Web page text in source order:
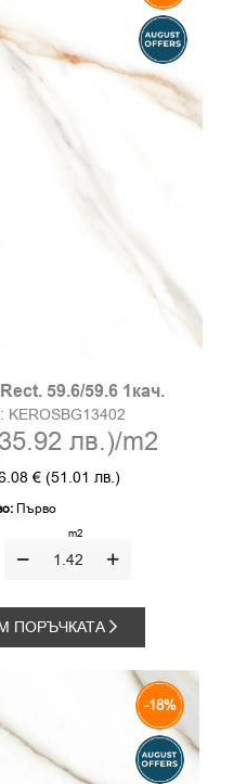
59.6/59.6 1кач.
KEROSBG13402
лв.)/m2
€ (51.01 лв.)
Първо
m2
ПОРЪЧКАТА
-18%